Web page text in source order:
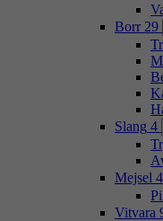
Borr 29
Slang 4
Mejsel 4
Vitvara